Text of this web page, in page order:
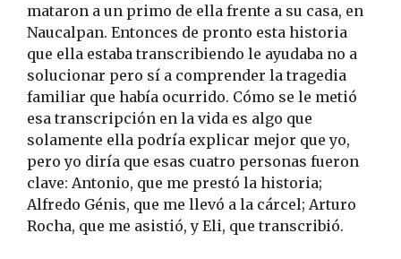
mataron a un primo de ella frente a su casa, en
Naucalpan. Entonces de pronto esta historia
que ella estaba transcribiendo le ayudaba no a
solucionar pero sí a comprender la tragedia
familiar que había ocurrido. Cómo se le metió
esa transcripción en la vida es algo que
solamente ella podría explicar mejor que yo,
pero yo diría que esas cuatro personas fueron
clave: Antonio, que me prestó la historia;
Alfredo Génis, que me llevó a la cárcel; Arturo
Rocha, que me asistió, y Eli, que transcribió.